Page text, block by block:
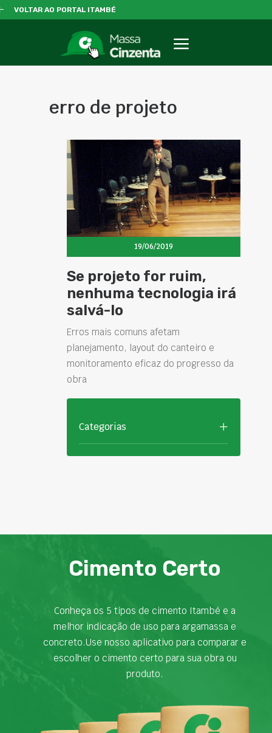
VOLTAR AO PORTAL ITAMBÉ
erro de projeto
19/06/2019
Se projeto for ruim,
nenhuma tecnologia irá
salvá-lo
Erros mais comuns afetam
planejamento, layout do canteiro e
monitoramento eficaz do progresso da
obra
Categorias
Cimento Certo
Conheça os 5 tipos de cimento Itambé e a
melhor indicação de uso para argamassa e
concreto.Use nosso aplicativo para comparar e
escolher o cimento certo para sua obra ou
produto.